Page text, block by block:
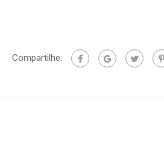
Compartilhe: